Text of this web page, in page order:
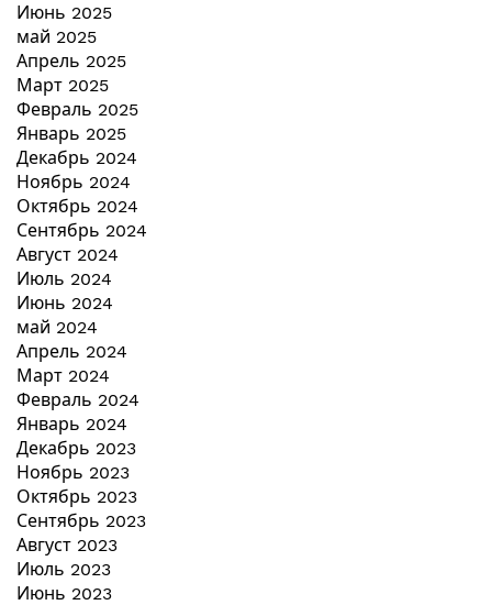
Июнь 2025
май 2025
Апрель 2025
Март 2025
Февраль 2025
Январь 2025
Декабрь 2024
Ноябрь 2024
Октябрь 2024
Сентябрь 2024
Август 2024
Июль 2024
Июнь 2024
май 2024
Апрель 2024
Март 2024
Февраль 2024
Январь 2024
Декабрь 2023
Ноябрь 2023
Октябрь 2023
Сентябрь 2023
Август 2023
Июль 2023
Июнь 2023